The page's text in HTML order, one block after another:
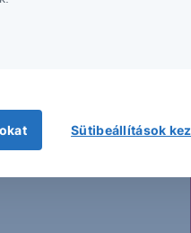
magasabb
Értékpapírok
Sütibeállítások